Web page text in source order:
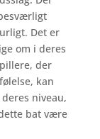
Det er
om i deres
der
kan
niveau,
bat være